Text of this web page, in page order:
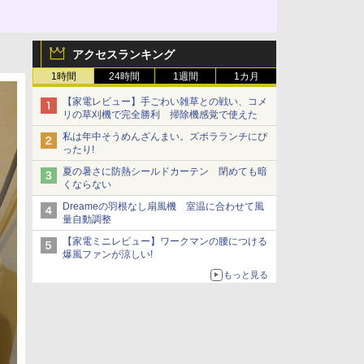
アクセスランキング
1時間 24時間 1週間 1カ月
【家電レビュー】手ごわい雑草との戦い、コメ
リの草刈機で完全勝利 掃除機感覚で使えた
私は年中そうめんざんまい。ズボラランチにぴ
ったり!
夏の暑さに防熱シールドカーテン 閉めても暗
くならない
Dreameの羽根なし扇風機 室温に合わせて風
量自動調整
【家電ミニレビュー】ワークマンの腰につける
爆風ファンが涼しい!
もっと見る